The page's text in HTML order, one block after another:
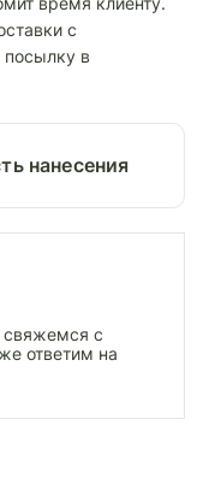
с
в
нанесения
свяжемся с
ответим на